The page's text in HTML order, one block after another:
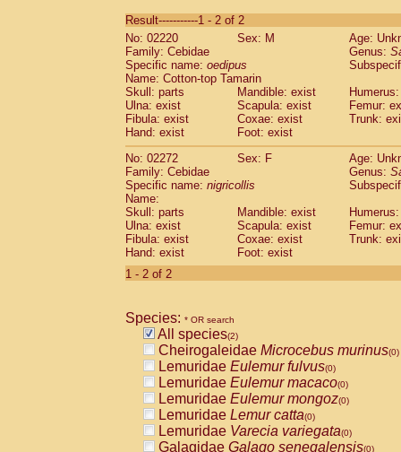
CebidaeSaguinus labiatus(0)
Cebidae Saguinus leucopus (0)
Cebidae
CebidaeSaguinus mystax
Cebidae Saguinus nigricollis (1)
Cebidae Saguinus oedipus
Cebidae Saguinus weddelli
Cebidae Saguinusspp.
Cebidae Aotus trivirgatus
Cebidae
CebidaeCebus apella
Cebidae
Cebidae Cebus nigrivittatus
Cebidae Cebusspp.(0)
Cebidae Saimiri boliviensis
CebidaeSaimiri sciureus(0)
AtelidaeAlouatta caraya(0)
Atelidae Alouatta seniculus
AtelidaeAlouatta
AtelidaeAteles belzebuth(0)
AtelidaeAteles geoffroyi(0)
AtelidaeAteles paniscus(0)
AtelidaeAtelesspp. (0)
AtelidaeLagothrix lagothricha
AtelidaeLagothrix lagothricha cana
PitheciidaeCacajao calvus
Result-----------1 - 2 of 2
No: 02220
Sex: M
Age:
Family: Cebidae
Genus:
Specific name: oedipus
Name: Cotton-top Tamarin
Skull: parts
Mandible: exist
Ulna: exist
Scapula: exist
Femur:
Fibula: exist
Coxae: exist
Trunk:
Hand: exist
Foot: exist
No: 02272
Sex: F
Age:
Family: Cebidae
Genus:
Specific name: nigricollis
Name:
Skull: parts
Mandible: exist
Ulna: exist
Scapula: exist
Femur:
Fibula: exist
Coxae: exist
Trunk:
Hand: exist
Foot: exist
1 - 2 of 2
Species: * OR search
All species(2)
Cheirogaleidae Microcebus murinus(0)
Lemuridae Eulemur fulvus(0)
Lemuridae Eulemur macaco(0)
Lemuridae Eulemur mongoz(0)
Lemuridae Lemur catta(0)
Lemuridae Varecia variegata(0)
Galagidae Galago senegalensis(0)